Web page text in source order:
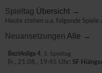
Spieltag Übersicht →
Heute stehen u.a. folgende Spiele
Neuansetzungen Alle →
Bezirksliga 4 , 3. Spieltag
Fr., 21.08., 19:45 Uhr: SF